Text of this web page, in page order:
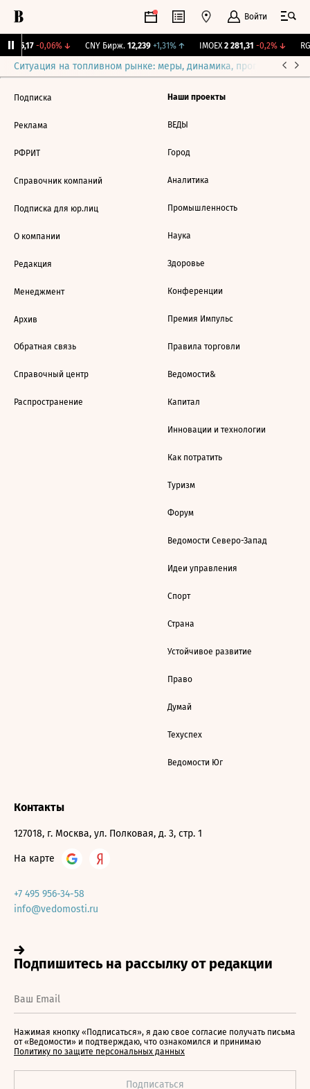
Войти
115,17 -0,06%↓ CNY Бирж. 12,239 +1,31%↑ IMOEX 2 281,31 -0,2%↓
Ситуация на топливном рынке: меры, динамика, прогнозы
Подписка
Реклама
РФРИТ
Справочник компаний
Подписка для юр.лиц
О компании
Редакция
Менеджмент
Архив
Обратная связь
Справочный центр
Распространение
Наши проекты
ВЕДЫ
Город
Аналитика
Промышленность
Наука
Здоровье
Конференции
Премия Импульс
Правила торговли
Ведомости&
Капитал
Инновации и технологии
Как потратить
Туризм
Форум
Ведомости Северо-Запад
Идеи управления
Спорт
Страна
Устойчивое развитие
Право
Думай
Техуспех
Ведомости Юг
Контакты
127018, г. Москва, ул. Полковая, д. 3, стр. 1
На карте
+7 495 956-34-58
info@vedomosti.ru
Нажимая кнопку «Подписаться», я даю свое согласие получать письма
от «Ведомости» и подтверждаю, что ознакомился и принимаю
Политику по защите персональных данных